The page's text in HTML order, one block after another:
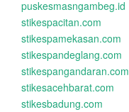
puskesmasngambeg.id
stikespacitan.com
stikespamekasan.com
stikespandeglang.com
stikespangandaran.com
stikesacehbarat.com
stikesbadung.com